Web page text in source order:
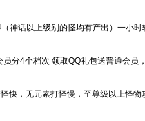
神话以上级别的怪均有产出）一小
分4个档次 领取QQ礼包送普通会员
快，无元素打怪慢，至尊级以上怪